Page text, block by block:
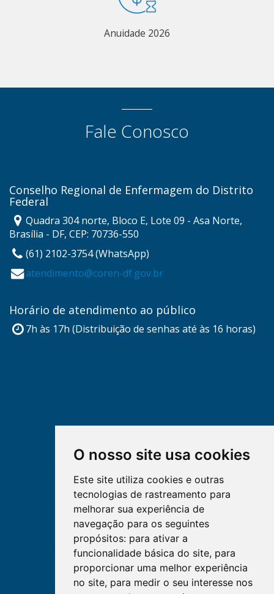
O nosso site usa cookies
Este site utiliza cookies e outras
tecnologias de rastreamento para
melhorar sua experiência de
navegação para os seguintes
propósitos: para ativar a
funcionalidade básica do site, para
proporcionar uma melhor experiência
no site, para medir o seu interesse nos
Anuidade 2026
Fale Conosco
Conselho Regional de Enfermagem do Distrito
Federal
Quadra 304 norte, Bloco E, Lote 09 - Asa Norte,
Brasília - DF, CEP: 70736-550
(61) 2102-3754 (WhatsApp)
atendimento@coren-df.gov.br
Horário de atendimento ao público
7h às 17h (Distribuição de senhas até às 16 horas)